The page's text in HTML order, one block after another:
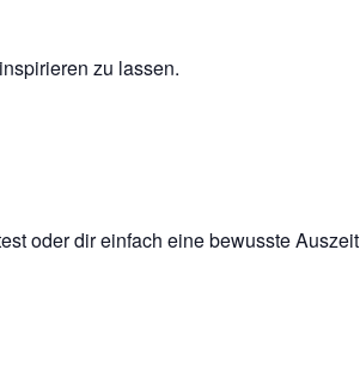
zu lassen.
oder dir einfach eine bewusste Auszeit